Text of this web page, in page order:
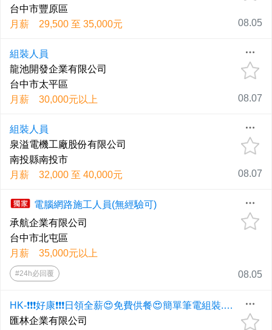
台中市豐原區
月薪 29,500 至 35,000元
08.05
組裝人員
龍池開發企業有限公司
台中市太平區
月薪 30,000元以上
08.07
組裝人員
泉溢電機工廠股份有限公司
南投縣南投市
月薪 32,000 至 40,000元
08.07
電腦網路施工人員(無經驗可)
承航企業有限公司
台中市北屯區
月薪 35,000元以上
#24h必回覆 08.05
HK-❗❗❗好康❗❗❗日領全薪😍免費供餐😍簡單筆電組裝.測試🔥高時薪🍱固定班好上手
匯林企業有限公司